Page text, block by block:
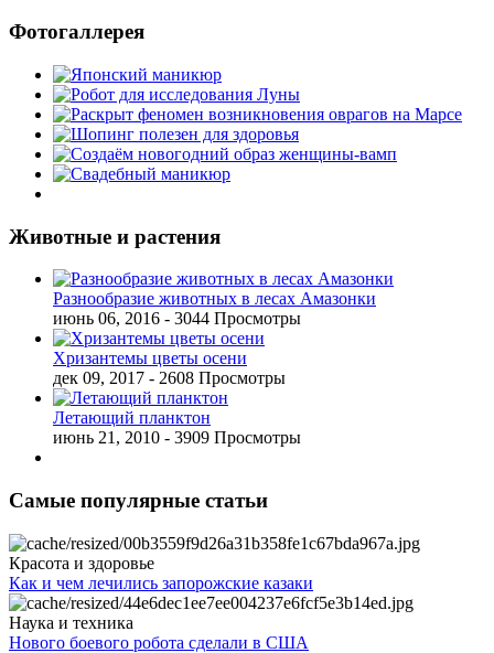
Фотогаллерея
Животные и растения
Разнообразие животных в лесах Амазонки
июнь 06, 2016 - 3044 Просмотры
Хризантемы цветы осени
дек 09, 2017 - 2608 Просмотры
Летающий планктон
июнь 21, 2010 - 3909 Просмотры
Самые популярные статьи
Красота и здоровье
Как и чем лечились запорожские казаки
Наука и техника
Нового боевого робота сделали в США